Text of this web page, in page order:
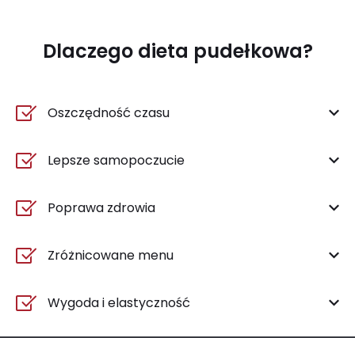
Dlaczego dieta pudełkowa?
Oszczędność czasu
Lepsze samopoczucie
Poprawa zdrowia
Zróżnicowane menu
Wygoda i elastyczność